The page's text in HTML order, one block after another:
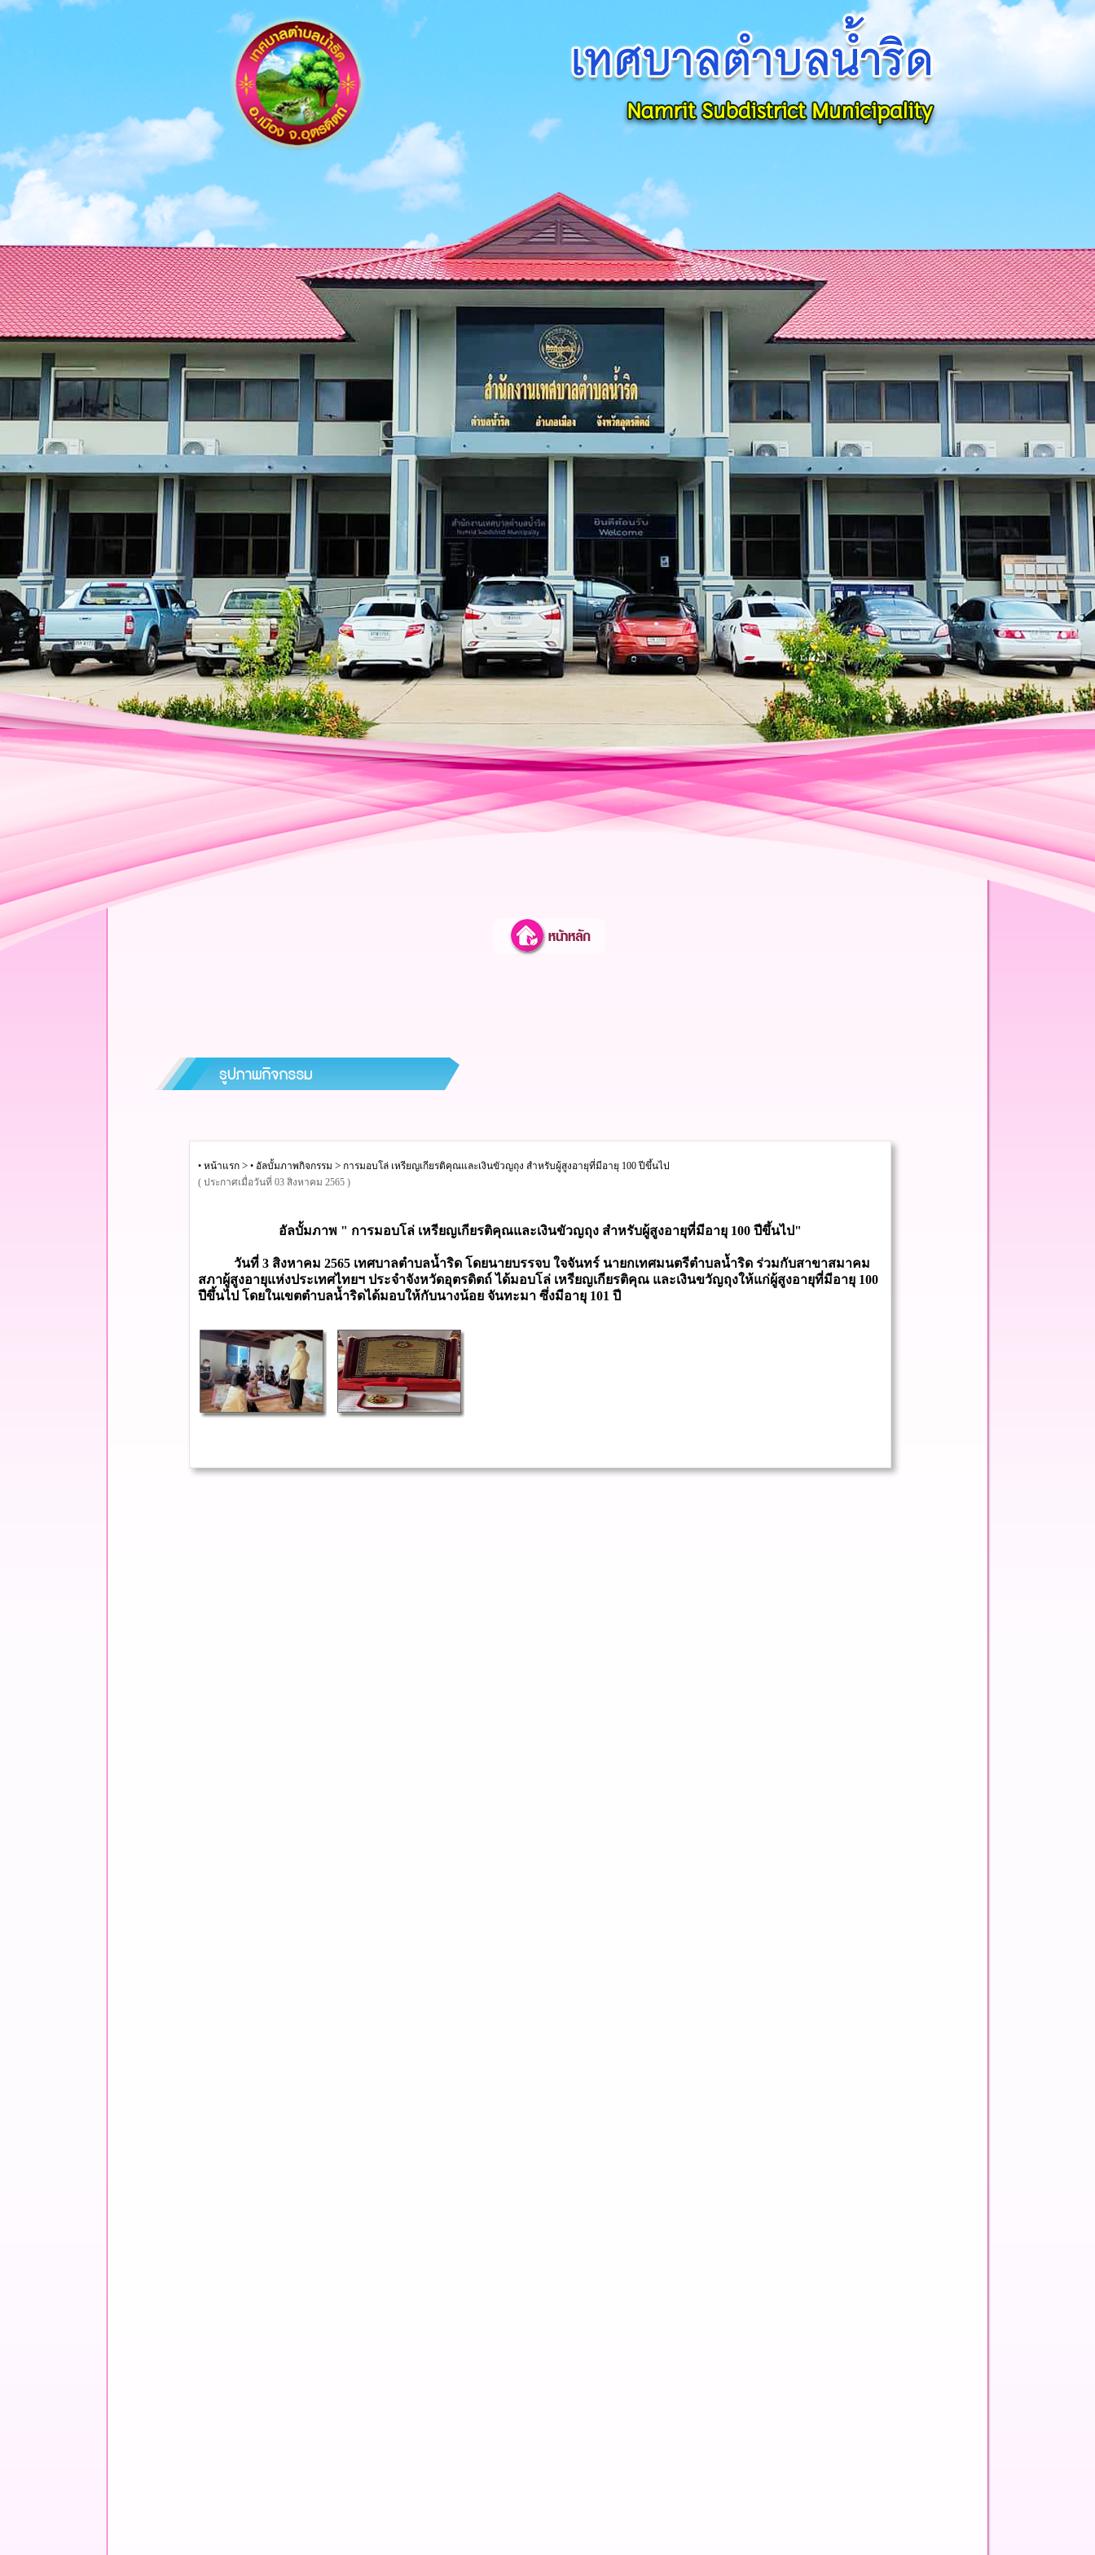
• หน้าแรก > • อัลบั้มภาพกิจกรรม > การมอบโล่ เหรียญเกียรติคุณและเงินขัวญถุง สำหรับผู้สูงอายุที่มีอายุ 100 ปีขึ้นไป
( ประกาศเมื่อวันที่ 03 สิงหาคม 2565 )
อัลบั้มภาพ " การมอบโล่ เหรียญเกียรติคุณและเงินขัวญถุง สำหรับผู้สูงอายุที่มีอายุ 100 ปีขึ้นไป"
วันที่ 3 สิงหาคม 2565 เทศบาลตำบลน้ำริด โดยนายบรรจบ ใจจันทร์ นายกเทศมนตรีตำบลน้ำริด ร่วมกับสาขาสมาคม
สภาผู้สูงอายุแห่งประเทศไทยฯ ประจำจังหวัดอุตรดิตถ์ ได้มอบโล่ เหรียญเกียรติคุณ และเงินขวัญถุงให้แก่ผู้สูงอายุที่มีอายุ 100
ปีขึ้นไป โดยในเขตตำบลน้ำริดได้มอบให้กับนางน้อย จันทะมา ซึ่งมีอายุ 101 ปี